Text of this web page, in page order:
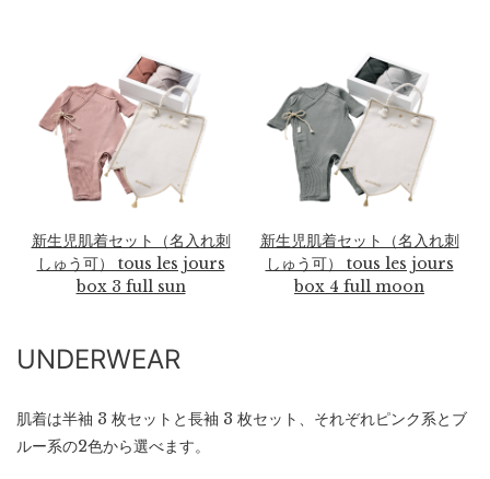
新生児肌着セット（名入れ刺
しゅう可） tous les jours
box 3 full sun
新生児肌着セット（名入れ刺
しゅう可） tous les jours
box 4 full moon
UNDERWEAR
肌着は半袖 3 枚セットと長袖 3 枚セット、それぞれピンク系とブ
ルー系の2色から選べます。